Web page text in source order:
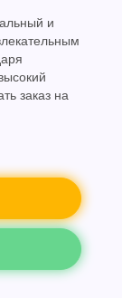
и
заказ на